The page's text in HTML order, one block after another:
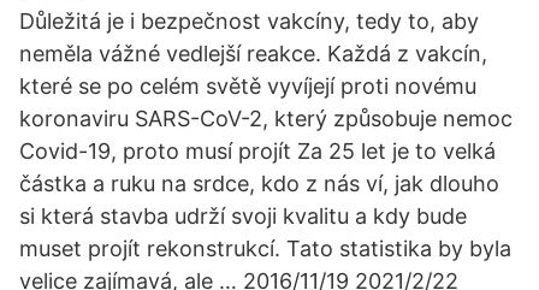
Důležitá je i bezpečnost vakcíny, tedy to, aby
neměla vážné vedlejší reakce. Každá z vakcín,
které se po celém světě vyvíjejí proti novému
koronaviru SARS-CoV-2, který způsobuje nemoc
Covid-19, proto musí projít Za 25 let je to velká
částka a ruku na srdce, kdo z nás ví, jak dlouho
si která stavba udrží svoji kvalitu a kdy bude
muset projít rekonstrukcí. Tato statistika by byla
velice zajímavá, ale … 2016/11/19 2021/2/22